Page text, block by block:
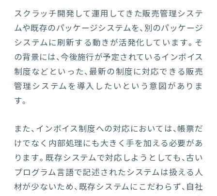
Fit to Standard
Best Practice
連携ソリューション
サポートサービス
スクラッチ開発して運用してきた販売管理システ
ムや既存のパッケージシステムを、別のパッケージ
システムに刷新する動きが活発化しています。そ
の背景には、今後施行が予定されているインボイス
制度などといった、最新の制度に対応できる販売
管理システムを導入したいという意図がありま
す。
また、インボイス制度への対応においては、帳票だ
けでなく内部処理にも大きく手を加える必要があ
ります。既存システムで対応しようとしても、古い
プログラム言語で記述されたシステムは扱える人
材が少ないため、既存システムにこだわらず、自社